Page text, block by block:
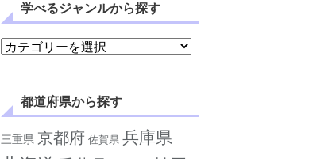
学べるジャンルから探す
学べるジャンルから探す
都道府県から探す
三重県 京都府 佐賀県 兵庫県